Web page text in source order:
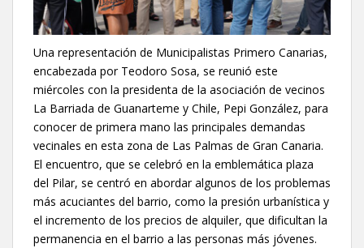
Una representación de Municipalistas Primero Canarias,
encabezada por Teodoro Sosa, se reunió este
miércoles con la presidenta de la asociación de vecinos
La Barriada de Guanarteme y Chile, Pepi González, para
conocer de primera mano las principales demandas
vecinales en esta zona de Las Palmas de Gran Canaria.
El encuentro, que se celebró en la emblemática plaza
del Pilar, se centró en abordar algunos de los problemas
más acuciantes del barrio, como la presión urbanística y
el incremento de los precios de alquiler, que dificultan la
permanencia en el barrio a las personas más jóvenes.